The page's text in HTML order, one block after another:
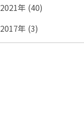
2021年 (40)
2017年 (3)